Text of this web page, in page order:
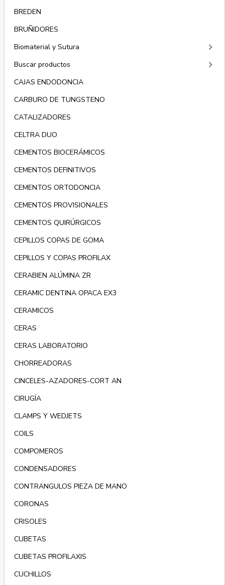
BREDEN
BRUÑIDORES
Biomaterial y Sutura
keyboard_arrow_right
Buscar productos keyboard_arrow_right
CAJAS ENDODONCIA
CARBURO DE TUNGSTENO
CATALIZADORES
CELTRA DUO
CEMENTOS BIOCERÁMICOS
CEMENTOS DEFINITIVOS
CEMENTOS ORTODONCIA
CEMENTOS PROVISIONALES
CEMENTOS QUIRÚRGICOS
CEPILLOS COPAS DE GOMA
CEPILLOS Y COPAS PROFILAX
CERABIEN ALÚMINA ZR
CERAMIC DENTINA OPACA EX3
CERAMICOS
CERAS
CERAS LABORATORIO
CHORREADORAS
CINCELES-AZADORES-CORT AN
CIRUGÍA
CLAMPS Y WEDJETS
COILS
COMPOMEROS
CONDENSADORES
CONTRANGULOS PIEZA DE MANO
CORONAS
CRISOLES
CUBETAS
CUBETAS PROFILAXIS
CUCHILLOS